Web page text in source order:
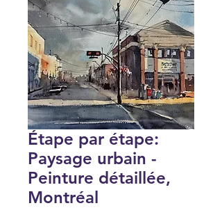
Étape par étape:
Paysage urbain -
Peinture détaillée,
Montréal